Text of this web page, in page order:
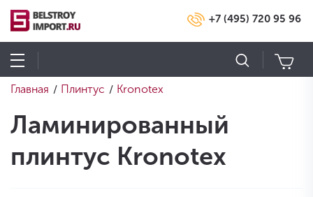
+7 (495) 720 95 96
Главная / Плинтус / Kronotex
Ламинированный
плинтус Kronotex